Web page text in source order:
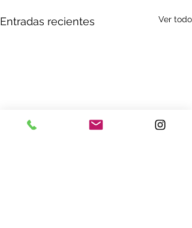
Entradas recientes Ver todo